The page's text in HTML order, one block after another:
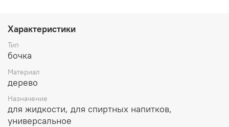
внутренней резьбой в 0,5 дюйма. Заливная горловина расположена
Характеристики
Тип
бочка
Материал
дерево
Назначение
для жидкости, для спиртных напитков,
универсальное